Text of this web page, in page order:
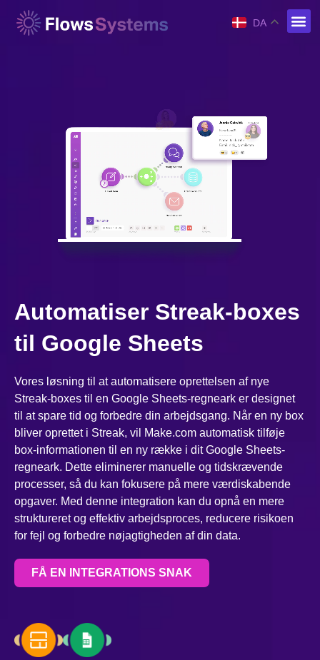
DA
Automatiser Streak-boxes
til Google Sheets
Vores løsning til at automatisere oprettelsen af nye
Streak-boxes til en Google Sheets-regneark er designet
til at spare tid og forbedre din arbejdsgang. Når en ny box
bliver oprettet i Streak, vil Make.com automatisk tilføje
box-informationen til en ny række i dit Google Sheets-
regneark. Dette eliminerer manuelle og tidskrævende
processer, så du kan fokusere på mere værdiskabende
opgaver. Med denne integration kan du opnå en mere
struktureret og effektiv arbejdsproces, reducere risikoen
for fejl og forbedre nøjagtigheden af din data.
FÅ EN INTEGRATIONS SNAK